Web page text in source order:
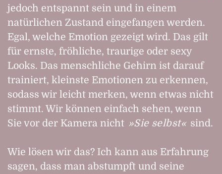
jedoch entspannt sein und in einem
natürlichen Zustand eingefangen werden.
Egal, welche Emotion gezeigt wird. Das gilt
für ernste, fröhliche, traurige oder sexy
Looks. Das menschliche Gehirn ist darauf
trainiert, kleinste Emotionen zu erkennen,
sodass wir leicht merken, wenn etwas nicht
stimmt. Wir können einfach sehen, wenn
Sie vor der Kamera nicht
Sie selbst sind.
Wie lösen wir das? Ich kann aus Erfahrung
sagen, dass man abstumpft und seine